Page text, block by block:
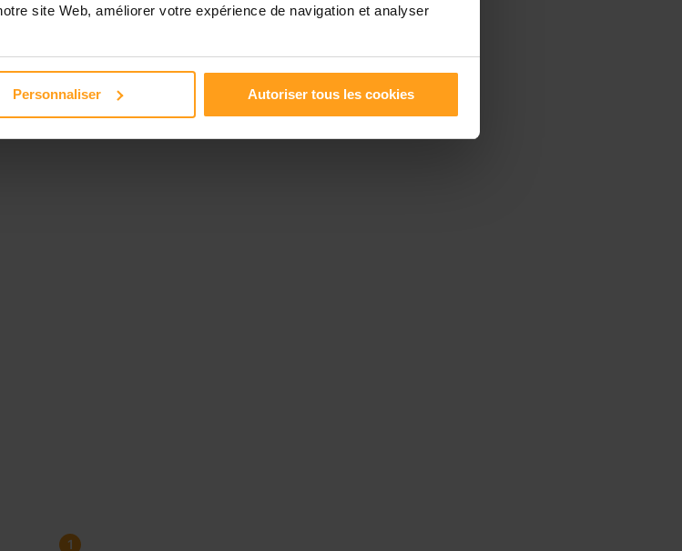
site Web, améliorer votre expérience de navigation et analyser
Personnaliser Autoriser tous les cookies
1